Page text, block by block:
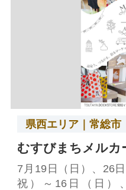
県西エリア｜常総市
むすびまちメルカ
7月19日（日）、26
祝）～16日（日）